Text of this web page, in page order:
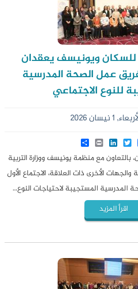
للسكان ويونيسف يعقدان
عمل الصحة المدرسية
للنوع الاجتماعي
1 نيسان 2026
Facebook
Twitter
LinkedIn
Print
مع منظمة يونيسف ووزارة التربية
والجهات الأخرى ذات العلاقة، الاجتماع الأول
المدرسية المستجيبة لاحتياجات النوع...
اقرأ المزيد